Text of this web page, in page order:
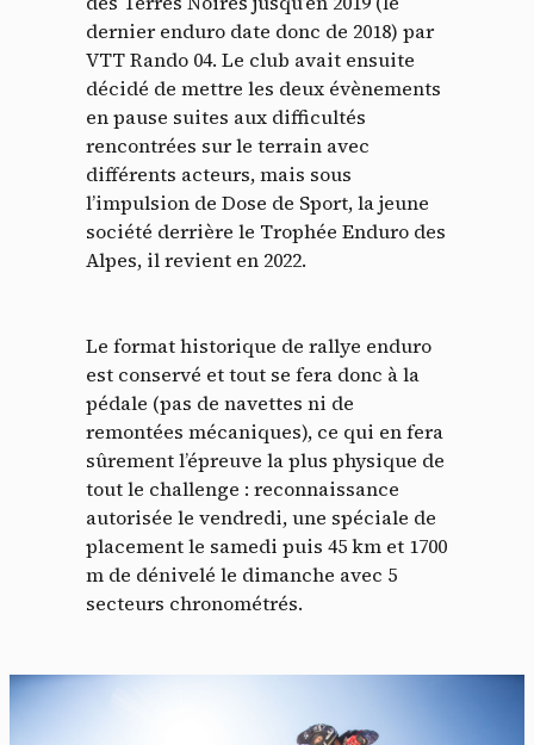
dernier enduro date donc de 2018) par
VTT Rando 04. Le club avait ensuite
décidé de mettre les deux évènements
en pause suites aux difficultés
rencontrées sur le terrain avec
différents acteurs, mais sous
l’impulsion de Dose de Sport, la jeune
société derrière le Trophée Enduro des
Alpes, il revient en 2022.
Le format historique de rallye enduro
est conservé et tout se fera donc à la
pédale (pas de navettes ni de
remontées mécaniques), ce qui en fera
sûrement l’épreuve la plus physique de
tout le challenge : reconnaissance
autorisée le vendredi, une spéciale de
placement le samedi puis 45 km et 1700
m de dénivelé le dimanche avec 5
secteurs chronométrés.